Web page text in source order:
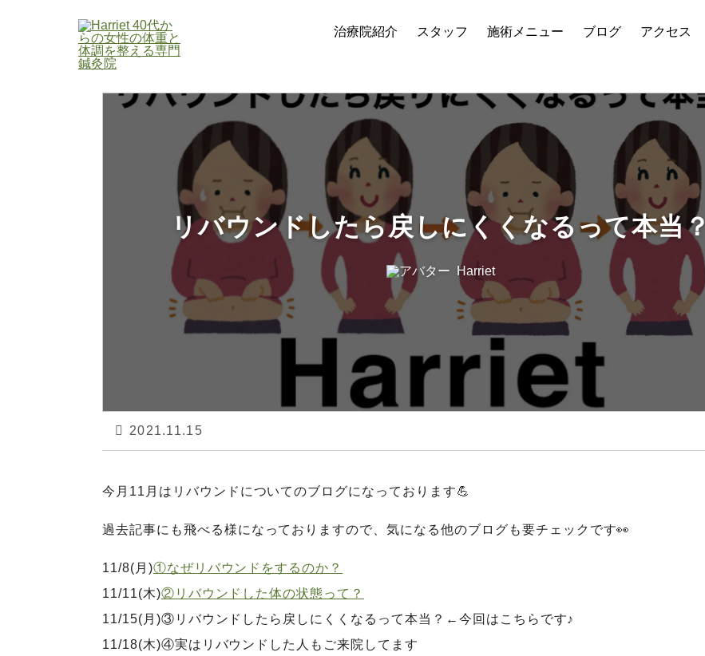
治療院紹介 スタッフ 施術メニュー ブログ アクセス
リバウンドしたら戻しにくくなるって本当？
Harriet
2021.11.15
今月11月はリバウンドについてのブログになっております💪
過去記事にも飛べる様になっておりますので、気になる他のブログも要チェックです👀
11/8(月)①なぜリバウンドをするのか？
11/11(木)②リバウンドした体の状態って？
11/15(月)③リバウンドしたら戻しにくくなるって本当？←今回はこちらです♪
11/18(木)④実はリバウンドした人もご来院してます